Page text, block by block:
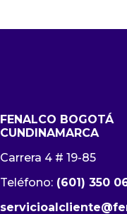
FENALCO BOGOTÁ
CUNDINAMARCA
Carrera 4 # 19-85
Teléfono: (601) 350